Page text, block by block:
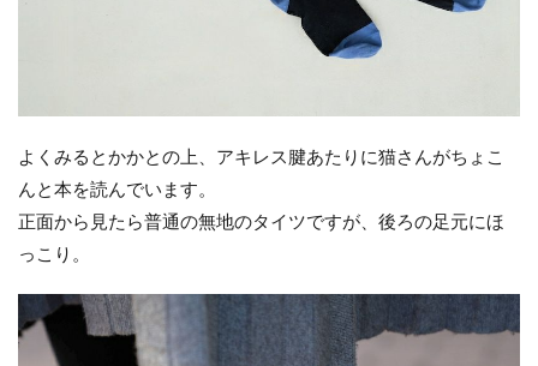
よくみるとかかとの上、アキレス腱あたりに猫さんがちょこ
んと本を読んでいます。
正面から見たら普通の無地のタイツですが、後ろの足元にほ
っこり。